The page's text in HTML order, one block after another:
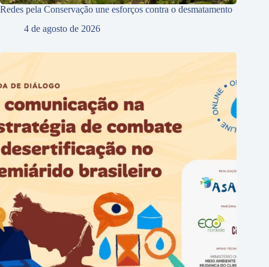
Redes pela Conservação une esforços contra o desmatamento
4 de agosto de 2026